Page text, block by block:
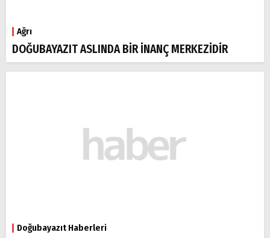
Ağrı
DOĞUBAYAZIT ASLINDA BİR İNANÇ MERKEZİDİR
Doğubayazıt Haberleri